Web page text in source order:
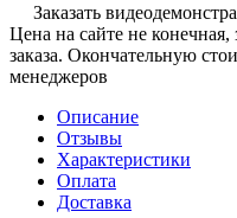
Заказать
Цена на сайте не
заказа. Окончательную
менеджеров
Описание
Отзывы
Характеристики
Оплата
Доставка